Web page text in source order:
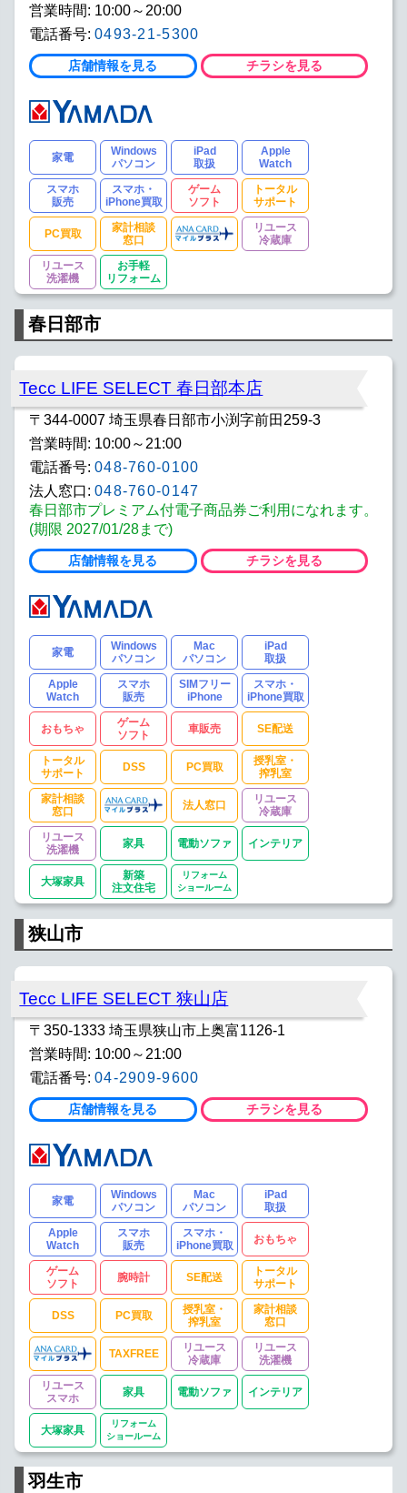
営業時間: 10:00～20:00
電話番号: 0493-21-5300
店舗情報を見る チラシを見る
家電
Windows
パソコン
iPad
取扱
Apple
Watch
スマホ
販売
スマホ・
iPhone買取
ゲーム
ソフト
トータル
サポート
PC買取
家計相談
窓口
リユース
冷蔵庫
リユース
洗濯機
お手軽
リフォーム
春日部市
Tecc LIFE SELECT 春日部本店
〒344-0007 埼玉県春日部市小渕字前田259-3
営業時間: 10:00～21:00
電話番号: 048-760-0100
法人窓口: 048-760-0147
春日部市プレミアム付電子商品券ご利用になれます。
(期限 2027/01/28まで)
店舗情報を見る チラシを見る
家電
Windows
パソコン
Mac
パソコン
iPad
取扱
Apple
Watch
スマホ
販売
SIMフリー
iPhone
スマホ・
iPhone買取
おもちゃ
ゲーム
ソフト
車販売 SE配送
トータル
サポート
DSS PC買取
授乳室・
搾乳室
家計相談
窓口
法人窓口
リユース
冷蔵庫
リユース
洗濯機
家具 電動ソファ インテリア
大塚家具
新築
注文住宅
リフォーム
ショールーム
狭山市
Tecc LIFE SELECT 狭山店
〒350-1333 埼玉県狭山市上奥富1126-1
営業時間: 10:00～21:00
電話番号: 04-2909-9600
店舗情報を見る チラシを見る
家電
Windows
パソコン
Mac
パソコン
iPad
取扱
Apple
Watch
スマホ
販売
スマホ・
iPhone買取
おもちゃ
ゲーム
ソフト
腕時計 SE配送
トータル
サポート
DSS PC買取
授乳室・
搾乳室
家計相談
窓口
TAXFREE
リユース
冷蔵庫
リユース
洗濯機
リユース
スマホ
家具 電動ソファ インテリア
大塚家具
リフォーム
ショールーム
羽生市